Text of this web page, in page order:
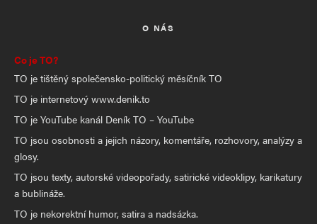
O NÁS
Co je TO?
TO je tištěný společensko-politický měsíčník TO
TO je internetový www.denik.to
TO je YouTube kanál Deník TO – YouTube
TO jsou osobnosti a jejich názory, komentáře, rozhovory, analýzy a
glosy.
TO jsou texty, autorské videopořady, satirické videoklipy, karikatury
a bublináže.
TO je nekorektní humor, satira a nadsázka.